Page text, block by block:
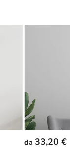
da 33,20 €